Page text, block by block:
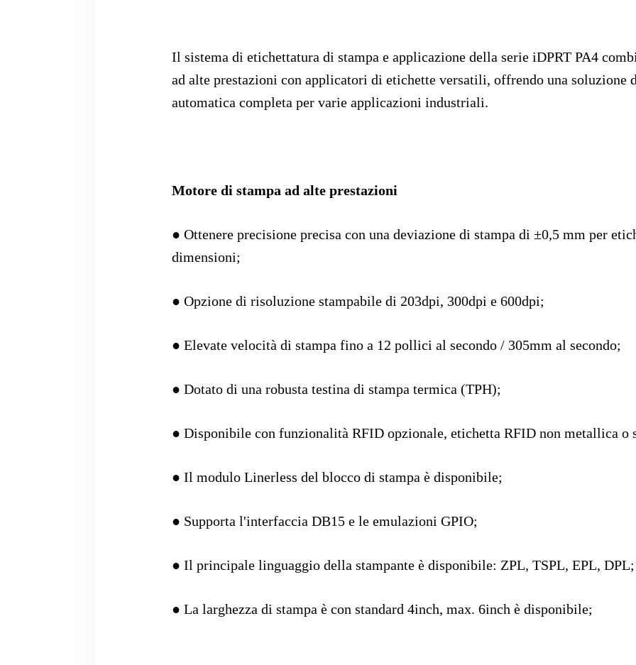
Il sistema di etichettatura di stampa e applicazione della serie iDPRT PA4
ad alte prestazioni con applicatori di etichette versatili, offrendo una soluzione
automatica completa per varie applicazioni industriali.
Motore di stampa ad alte prestazioni
● Ottenere precisione precisa con una deviazione di stampa di ±0,5 mm per
dimensioni;
● Opzione di risoluzione stampabile di 203dpi, 300dpi e 600dpi;
● Elevate velocità di stampa fino a 12 pollici al secondo / 305mm al secondo;
● Dotato di una robusta testina di stampa termica (TPH);
● Disponibile con funzionalità RFID opzionale, etichetta RFID non metallica o
● Il modulo Linerless del blocco di stampa è disponibile;
● Supporta l'interfaccia DB15 e le emulazioni GPIO;
● Il principale linguaggio della stampante è disponibile: ZPL, TSPL, EPL, DPL;
● La larghezza di stampa è con standard 4inch, max. 6inch è disponibile;